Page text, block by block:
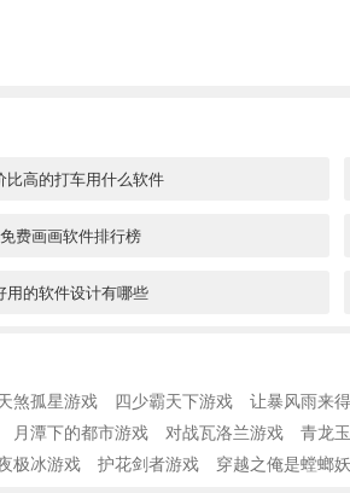
比高的打车用什么软件
免费画画软件排行榜
用的软件设计有哪些
时钟app下载地址分享
时钟免费版app有什么
煞孤星游戏 四少霸天下游戏 让暴风雨来
月潭下的都市游戏 对战瓦洛兰游戏 青龙
极冰游戏 护花剑者游戏 穿越之俺是螳螂